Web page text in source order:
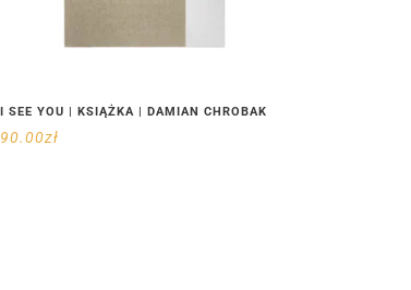
I SEE YOU | KSIĄŻKA | DAMIAN CHROBAK
90.00zł